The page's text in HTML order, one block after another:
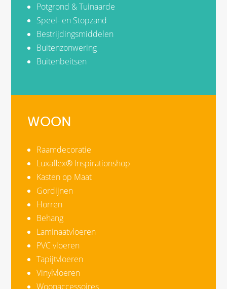
Potgrond & Tuinaarde
Speel- en Stopzand
Bestrijdingsmiddelen
Buitenzonwering
Buitenbeitsen
WOON
Raamdecoratie
Luxaflex® Inspirationshop
Kasten op Maat
Gordijnen
Horren
Behang
Laminaatvloeren
PVC vloeren
Tapijtvloeren
Vinylvloeren
Woonaccessoires